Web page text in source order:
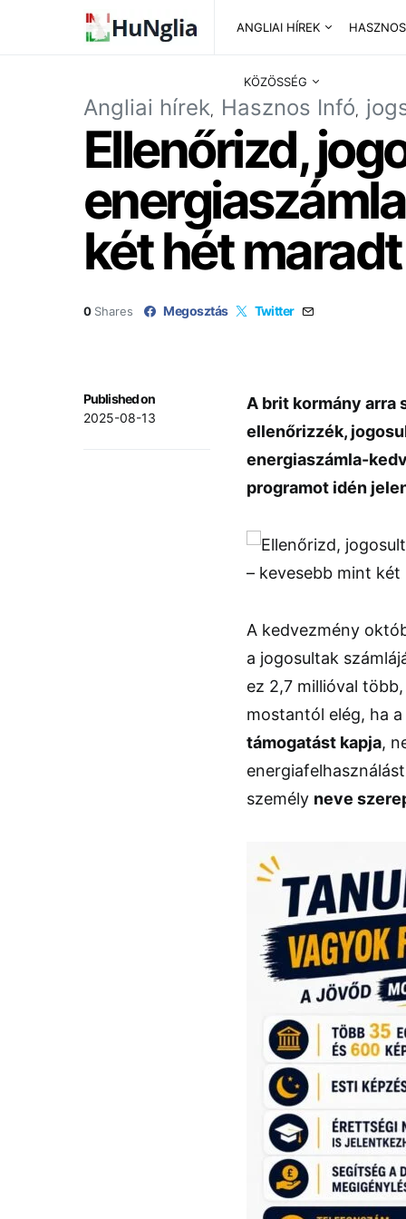
ANGLIAI HÍREK
KÖZÖSSÉG
Angliai hírek Hasznos Infó
Ellenőrizd,
két hét maradt
0 Shares Megosztás Twitter
Published on
2025-08-13
A brit kormány arra
ellenőrizzék,
energiaszámla-
programot idén
A kedvezmény
a jogosultak
ez 2,7 millióval
mostantól elég, ha
támogatást kapja,
személy neve